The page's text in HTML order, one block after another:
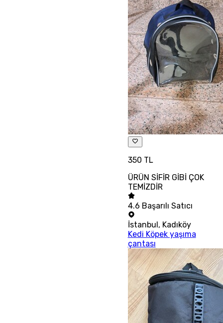
350 TL
ÜRÜN SİFİR GİBİ ÇOK
TEMİZDİR
4.6 Başarılı Satıcı
İstanbul, Kadıköy
Kedi Köpek yaşıma
çantası